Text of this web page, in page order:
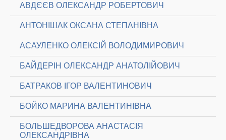
АВДЄЄВ ОЛЕКСАНДР РОБЕРТОВИЧ
АНТОНІШАК ОКСАНА СТЕПАНІВНА
АСАУЛЕНКО ОЛЕКСІЙ ВОЛОДИМИРОВИЧ
БАЙДЕРІН ОЛЕКСАНДР АНАТОЛІЙОВИЧ
БАТРАКОВ ІГОР ВАЛЕНТИНОВИЧ
БОЙКО МАРИНА ВАЛЕНТИНІВНА
БОЛЬШЕДВОРОВА АНАСТАСІЯ
ОЛЕКСАНДРІВНА